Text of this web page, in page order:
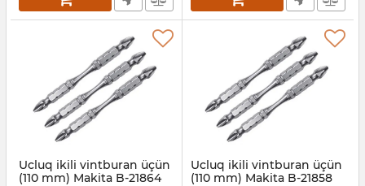
Ucluq ikili vintburan üçün
(110 mm) Makita B-21864
Ucluq ikili vintburan üçün
(110 mm) Makita B-21858